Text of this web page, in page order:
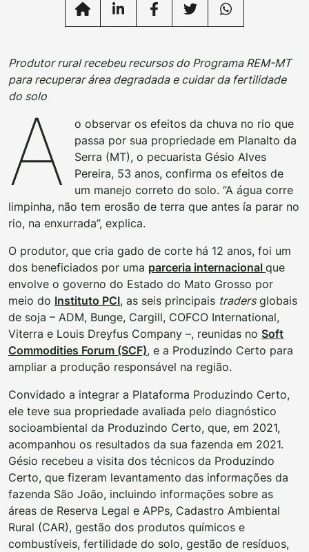
Produtor rural recebeu recursos do Programa REM-MT
para recuperar área degradada e cuidar da fertilidade
do solo
A
o observar os efeitos da chuva no rio que
passa por sua propriedade em Planalto da
Serra (MT), o pecuarista Gésio Alves
Pereira, 53 anos, confirma os efeitos de
um manejo correto do solo. “A água corre
limpinha, não tem erosão de terra que antes ía parar no
rio, na enxurrada”, explica.
O produtor, que cria gado de corte há 12 anos, foi um
dos beneficiados por uma parceria internacional que
envolve o governo do Estado do Mato Grosso por
meio do Instituto PCI, as seis principais tradersglobais
de soja – ADM, Bunge, Cargill, COFCO International,
Viterra e Louis Dreyfus Company –, reunidas no Soft
Commodities Forum (SCF), e a Produzindo Certo para
ampliar a produção responsável na região.
Convidado a integrar a Plataforma Produzindo Certo,
ele teve sua propriedade avaliada pelo diagnóstico
socioambiental da Produzindo Certo, que, em 2021,
acompanhou os resultados da sua fazenda em 2021.
Gésio recebeu a visita dos técnicos da Produzindo
Certo, que fizeram levantamento das informações da
fazenda São João, incluindo informações sobre as
áreas de Reserva Legal e APPs, Cadastro Ambiental
Rural (CAR), gestão dos produtos químicos e
combustíveis, fertilidade do solo, gestão de resíduos,